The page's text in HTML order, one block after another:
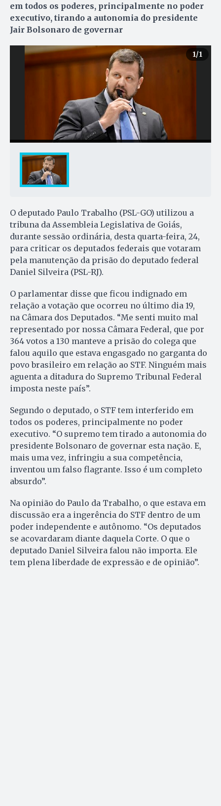
em todos os poderes, principalmente no poder
executivo, tirando a autonomia do presidente
Jair Bolsonaro de governar
1/1
O deputado Paulo Trabalho (PSL-GO) utilizou a
tribuna da Assembleia Legislativa de Goiás,
durante sessão ordinária, desta quarta-feira, 24,
para criticar os deputados federais que votaram
pela manutenção da prisão do deputado federal
Daniel Silveira (PSL-RJ).
O parlamentar disse que ficou indignado em
relação a votação que ocorreu no último dia 19,
na Câmara dos Deputados. “Me senti muito mal
representado por nossa Câmara Federal, que por
364 votos a 130 manteve a prisão do colega que
falou aquilo que estava engasgado no garganta do
povo brasileiro em relação ao STF. Ninguém mais
aguenta a ditadura do Supremo Tribunal Federal
imposta neste país”.
Segundo o deputado, o STF tem interferido em
todos os poderes, principalmente no poder
executivo. “O supremo tem tirado a autonomia do
presidente Bolsonaro de governar esta nação. E,
mais uma vez, infringiu a sua competência,
inventou um falso flagrante. Isso é um completo
absurdo”.
Na opinião do Paulo da Trabalho, o que estava em
discussão era a ingerência do STF dentro de um
poder independente e autônomo. “Os deputados
se acovardaram diante daquela Corte. O que o
deputado Daniel Silveira falou não importa. Ele
tem plena liberdade de expressão e de opinião”.